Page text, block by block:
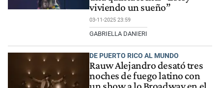
viviendo un sueño”
03-11-2025 23:59
GABRIELLA DANIERI
DE PUERTO RICO AL MUNDO
Rauw Alejandro desató tres
noches de fuego latino con